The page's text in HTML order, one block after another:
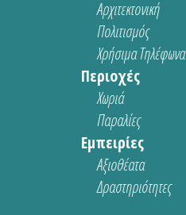
Αρχιτεκτονική
Πολιτισμός
Χρήσιμα Τηλέφωνα
Περιοχές
Χωριά
Παραλίες
Εμπειρίες
Αξιοθέατα
Δραστηριότητες